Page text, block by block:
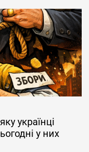
українці
у них